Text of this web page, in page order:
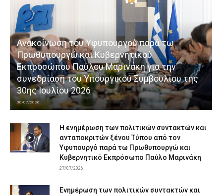
Ανακοίνωση του Υφυπουργού παρά τω
Πρωθυπουργώ και Κυβερνητικού
Εκπροσώπου Παύλου Μαρινάκη για την
συνεδρίαση του Υπουργικού Συμβουλίου της
30ης Ιουλίου 2026
30/07/2026
Η ενημέρωση των πολιτικών συντακτών και
ανταποκριτών ξένου Τύπου από τον
Υφυπουργό παρά τω Πρωθυπουργώ και
Κυβερνητικό Εκπρόσωπο Παύλο Μαρινάκη
27/07/2026
Ενημέρωση των πολιτικών συντακτών και